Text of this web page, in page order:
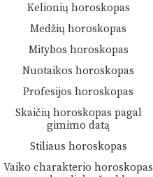
Kelionių horoskopas
Medžių horoskopas
Mitybos horoskopas
Nuotaikos horoskopas
Profesijos horoskopas
Skaičių horoskopas pagal
gimimo datą
Stiliaus horoskopas
Vaiko charakterio horoskopas